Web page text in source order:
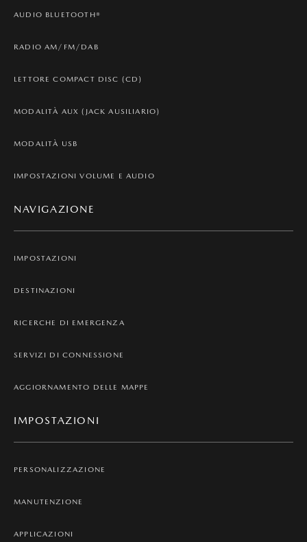
AUDIO BLUETOOTH®
RADIO AM/FM/DAB
LETTORE COMPACT DISC (CD)
MODALITÀ AUX (JACK AUSILIARIO)
MODALITÀ USB
IMPOSTAZIONI VOLUME E AUDIO
NAVIGAZIONE
IMPOSTAZIONI
DESTINAZIONI
RICERCHE DI EMERGENZA
SERVIZI DI CONNESSIONE
AGGIORNAMENTO DELLE MAPPE
IMPOSTAZIONI
PERSONALIZZAZIONE
MANUTENZIONE
APPLICAZIONI